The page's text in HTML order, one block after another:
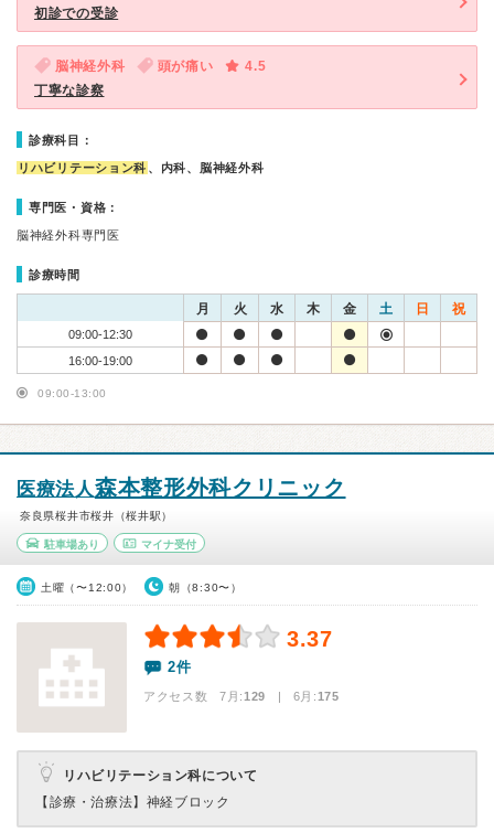
初診での受診
脳神経外科 頭が痛い
4.5
丁寧な診察
診療科目：
リハビリテーション科 、内科、脳神経外科
専門医・資格：
脳神経外科専門医
診療時間
月 火 水 木 金 土 日 祝
09:00-12:30
16:00-19:00
09:00-13:00
医療法人森本整形外科クリニック
奈良県桜井市桜井（桜井駅）
駐車場あり マイナ受付
土曜（〜12:00） 朝（8:30〜）
3.37
2件
アクセス数 7月:129 | 6月:175
リハビリテーション科について
【診療・治療法】 神経ブロック